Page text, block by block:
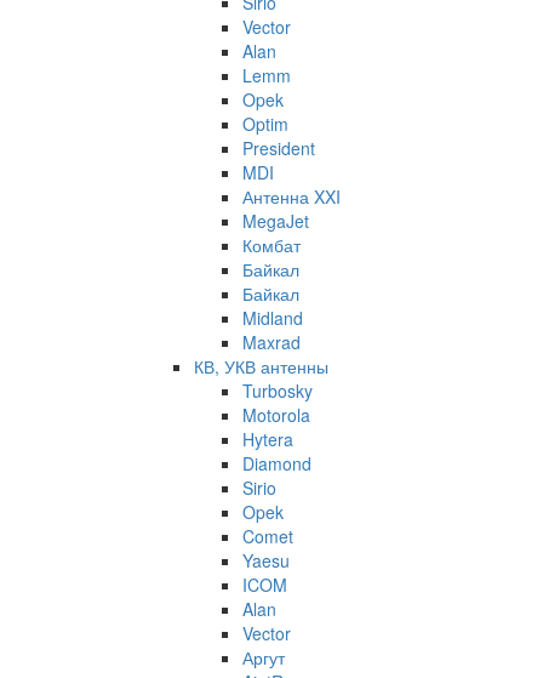
Vector
Alan
Lemm
Opek
Optim
President
MDI
Антенна XXI
MegaJet
Комбат
Байкал
Байкал
Midland
Maxrad
КВ, УКВ антенны
Turbosky
Motorola
Hytera
Diamond
Sirio
Opek
Comet
Yaesu
ICOM
Alan
Vector
Аргут